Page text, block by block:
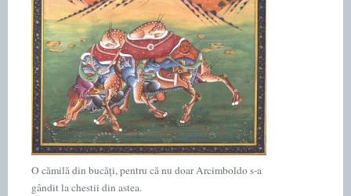
O cămilă din bucăți, pentru că nu doar Arcimboldo s-a
gândit la chestii din astea.